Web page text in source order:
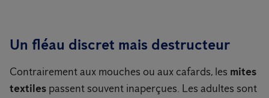
Un fléau discret mais destructeur
Contrairement aux mouches ou aux cafards, les mites
textiles passent souvent inaperçues. Les adultes sont